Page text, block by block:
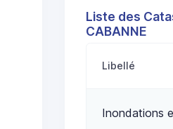
Liste des
CABANNE
Libellé
Inondations